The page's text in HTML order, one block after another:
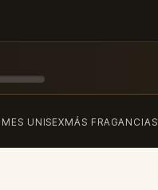
UNISEXMÁS FRAGANCIAS